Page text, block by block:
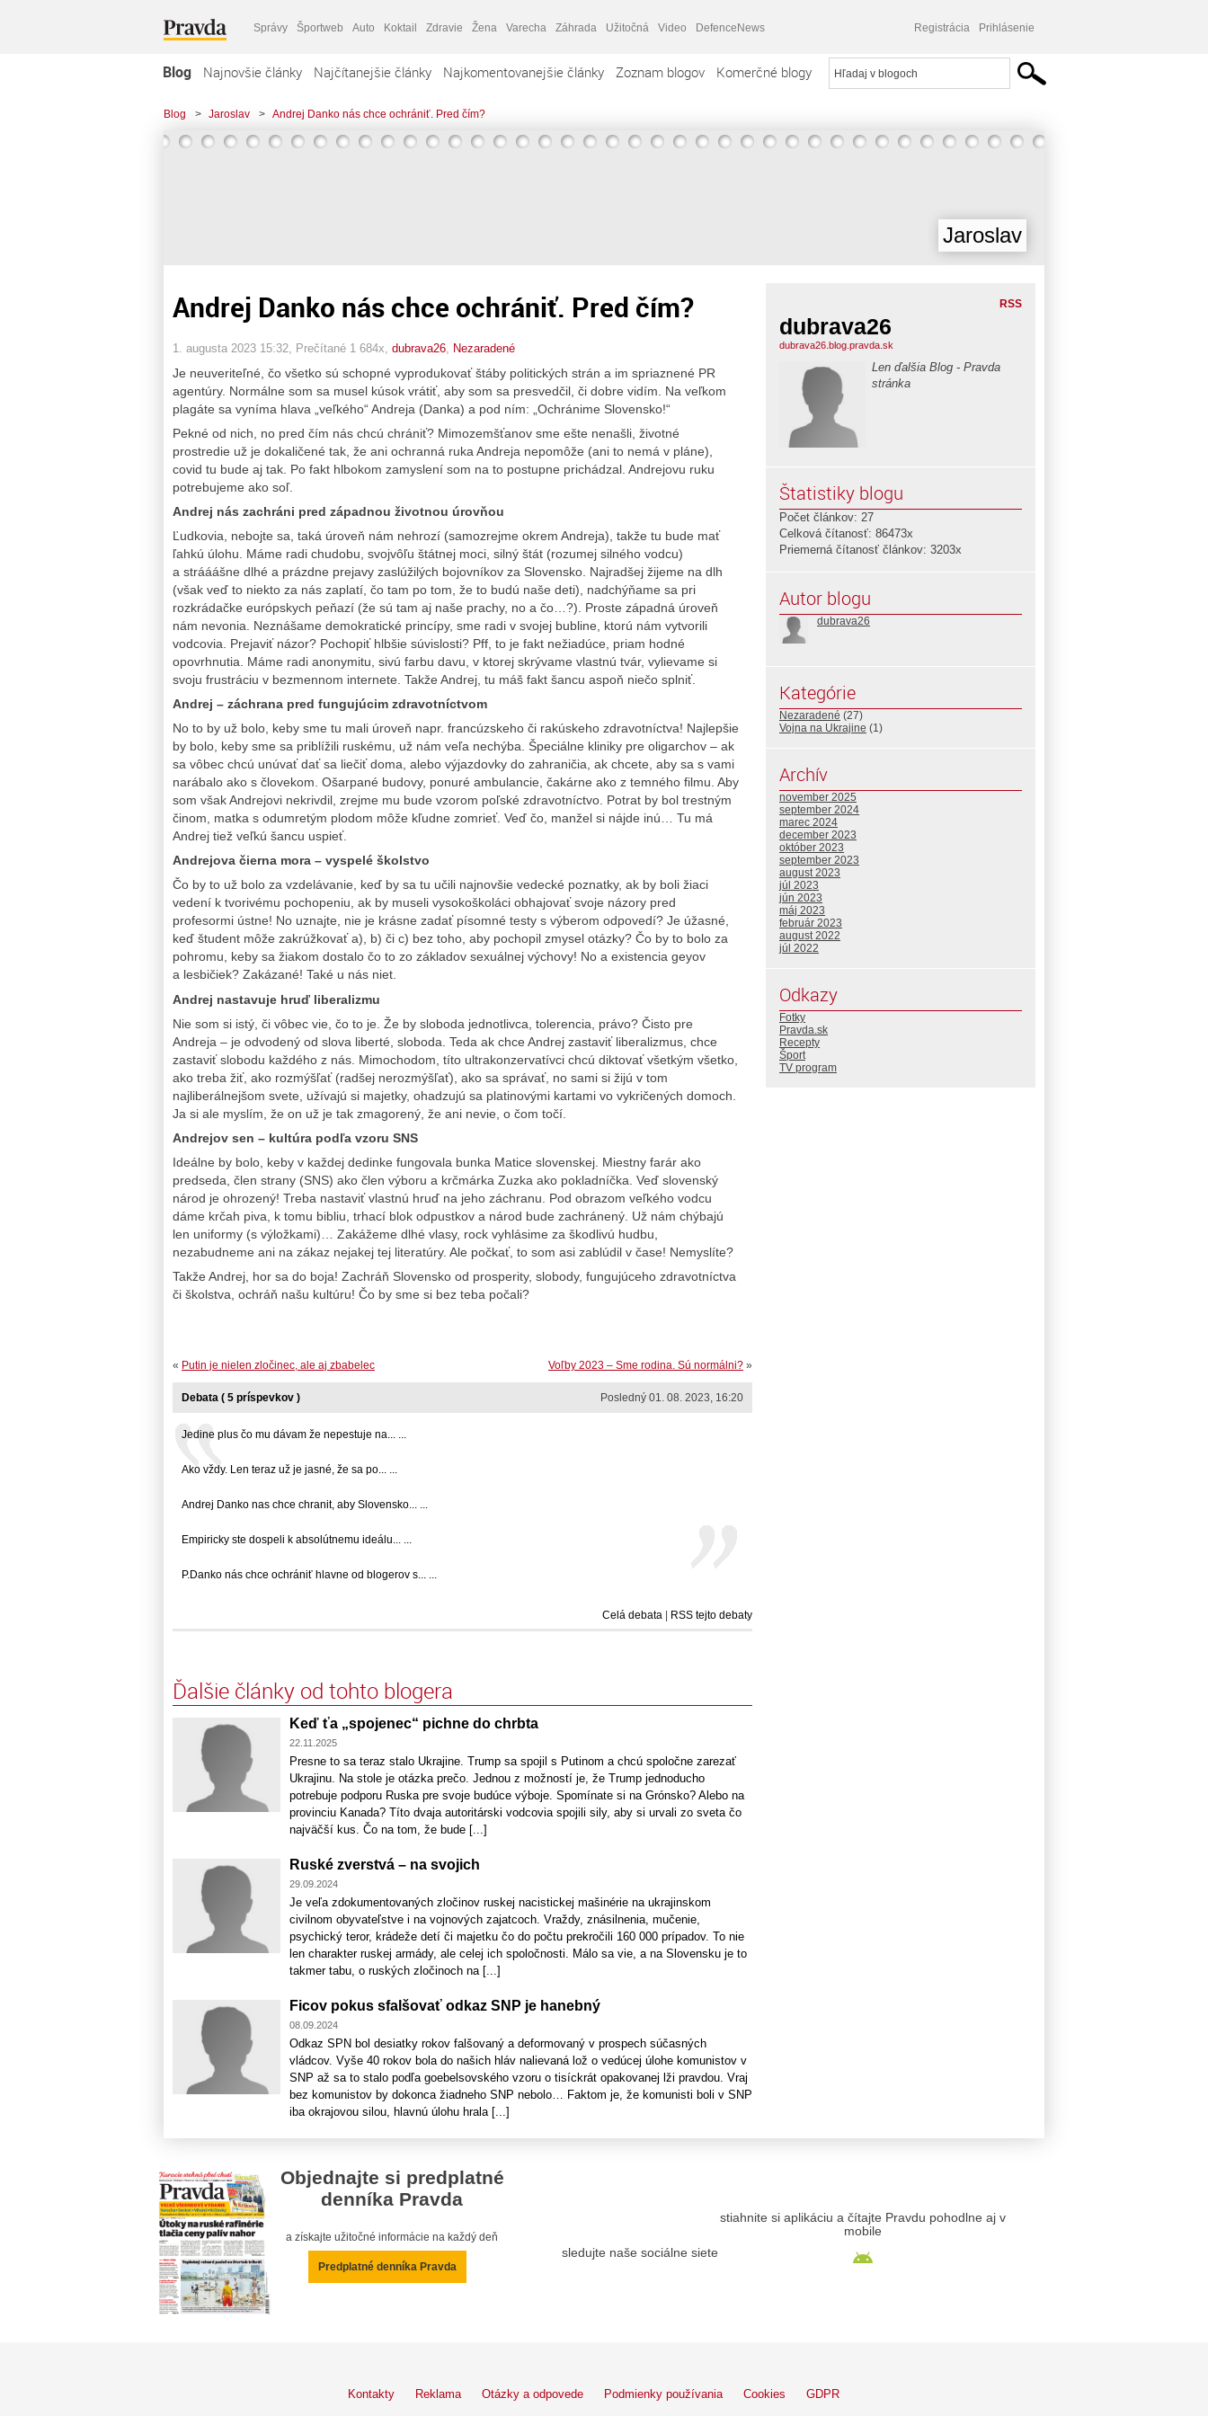
Správy Športweb Auto Koktail Zdravie Žena Varecha Záhrada Užitočná Video DefenceNews Registrácia Prihlásenie
Blog Najnovšie články Najčítanejšie články Najkomentovanejšie články Zoznam blogov Komerčné blogy
Blog > Jaroslav > Andrej Danko nás chce ochrániť. Pred čím?
Jaroslav
Andrej Danko nás chce ochrániť. Pred čím?
1. augusta 2023 15:32 , Prečítané 1 684x, dubrava26 Nezaradené
Je neuveriteľné, čo všetko sú schopné vyprodukovať štáby politických strán a im spriaznené PR
agentúry. Normálne som sa musel kúsok vrátiť, aby som sa presvedčil, či dobre vidím. Na veľkom
plagáte sa vyníma hlava „veľkého“ Andreja (Danka) a pod ním: „Ochránime Slovensko!“
Pekné od nich, no pred čím nás chcú chrániť? Mimozemšťanov sme ešte nenašli, životné
prostredie už je dokaličené tak, že ani ochranná ruka Andreja nepomôže (ani to nemá v pláne),
covid tu bude aj tak. Po fakt hlbokom zamyslení som na to postupne prichádzal. Andrejovu ruku
potrebujeme ako soľ.
Andrej nás zachráni pred západnou životnou úrovňou
Ľudkovia, nebojte sa, taká úroveň nám nehrozí (samozrejme okrem Andreja), takže tu bude mať
ľahkú úlohu. Máme radi chudobu, svojvôľu štátnej moci, silný štát (rozumej silného vodcu)
a strááášne dlhé a prázdne prejavy zaslúžilých bojovníkov za Slovensko. Najradšej žijeme na dlh
(však veď to niekto za nás zaplatí, čo tam po tom, že to budú naše deti), nadchýňame sa pri
rozkrádačke európskych peňazí (že sú tam aj naše prachy, no a čo…?). Proste západná úroveň
nám nevonia. Neznášame demokratické princípy, sme radi v svojej bubline, ktorú nám vytvorili
vodcovia. Prejaviť názor? Pochopiť hlbšie súvislosti? Pff, to je fakt nežiadúce, priam hodné
opovrhnutia. Máme radi anonymitu, sivú farbu davu, v ktorej skrývame vlastnú tvár, vylievame si
svoju frustráciu v bezmennom internete. Takže Andrej, tu máš fakt šancu aspoň niečo splniť.
Andrej – záchrana pred fungujúcim zdravotníctvom
No to by už bolo, keby sme tu mali úroveň napr. francúzskeho či rakúskeho zdravotníctva! Najlepšie
by bolo, keby sme sa priblížili ruskému, už nám veľa nechýba. Špeciálne kliniky pre oligarchov – ak
sa vôbec chcú unúvať dať sa liečiť doma, alebo výjazdovky do zahraničia, ak chcete, aby sa s vami
narábalo ako s človekom. Ošarpané budovy, ponuré ambulancie, čakárne ako z temného filmu. Aby
som však Andrejovi nekrivdil, zrejme mu bude vzorom poľské zdravotníctvo. Potrat by bol trestným
činom, matka s odumretým plodom môže kľudne zomrieť. Veď čo, manžel si nájde inú… Tu má
Andrej tiež veľkú šancu uspieť.
Andrejova čierna mora – vyspelé školstvo
Čo by to už bolo za vzdelávanie, keď by sa tu učili najnovšie vedecké poznatky, ak by boli žiaci
vedení k tvorivému pochopeniu, ak by museli vysokoškoláci obhajovať svoje názory pred
profesormi ústne! No uznajte, nie je krásne zadať písomné testy s výberom odpovedí? Je úžasné,
keď študent môže zakrúžkovať a), b) či c) bez toho, aby pochopil zmysel otázky? Čo by to bolo za
pohromu, keby sa žiakom dostalo čo to zo základov sexuálnej výchovy! No a existencia geyov
a lesbičiek? Zakázané! Také u nás niet.
Andrej nastavuje hruď liberalizmu
Nie som si istý, či vôbec vie, čo to je. Že by sloboda jednotlivca, tolerencia, právo? Čisto pre
Andreja – je odvodený od slova liberté, sloboda. Teda ak chce Andrej zastaviť liberalizmus, chce
zastaviť slobodu každého z nás. Mimochodom, títo ultrakonzervatívci chcú diktovať všetkým všetko,
ako treba žiť, ako rozmýšľať (radšej nerozmýšľať), ako sa správať, no sami si žijú v tom
najliberálnejšom svete, užívajú si majetky, ohadzujú sa platinovými kartami vo vykričených domoch.
Ja si ale myslím, že on už je tak zmagorený, že ani nevie, o čom točí.
Andrejov sen – kultúra podľa vzoru SNS
Ideálne by bolo, keby v každej dedinke fungovala bunka Matice slovenskej. Miestny farár ako
predseda, člen strany (SNS) ako člen výboru a krčmárka Zuzka ako pokladníčka. Veď slovenský
národ je ohrozený! Treba nastaviť vlastnú hruď na jeho záchranu. Pod obrazom veľkého vodcu
dáme krčah piva, k tomu bibliu, trhací blok odpustkov a národ bude zachránený. Už nám chýbajú
len uniformy (s výložkami)… Zakážeme dlhé vlasy, rock vyhlásime za škodlivú hudbu,
nezabudneme ani na zákaz nejakej tej literatúry. Ale počkať, to som asi zablúdil v čase! Nemyslíte?
Takže Andrej, hor sa do boja! Zachráň Slovensko od prosperity, slobody, fungujúceho zdravotníctva
či školstva, ochráň našu kultúru! Čo by sme si bez teba počali?
Voľby 2023 – Sme rodina. Sú normálni? »
« Putin je nielen zločinec, ale aj zbabelec
Posledný 01. 08. 2023, 16:20
Debata ( 5 príspevkov )
Jedine plus čo mu dávam že nepestuje na... ...
Ako vždy. Len teraz už je jasné, že sa po... ...
Andrej Danko nas chce chranit, aby Slovensko... ...
Empiricky ste dospeli k absolútnemu ideálu... ...
P.Danko nás chce ochrániť hlavne od blogerov s... ...
Celá debata RSS tejto debaty
Ďalšie články od tohto blogera
Keď ťa „spojenec“ pichne do chrbta
22.11.2025
Presne to sa teraz stalo Ukrajine. Trump sa spojil s Putinom a chcú spoločne zarezať
Ukrajinu. Na stole je otázka prečo. Jednou z možností je, že Trump jednoducho
potrebuje podporu Ruska pre svoje budúce výboje. Spomínate si na Grónsko? Alebo na
provinciu Kanada? Títo dvaja autoritárski vodcovia spojili sily, aby si urvali zo sveta čo
najväčší kus. Čo na tom, že bude [...]
Ruské zverstvá – na svojich
29.09.2024
Je veľa zdokumentovaných zločinov ruskej nacistickej mašinérie na ukrajinskom
civilnom obyvateľstve i na vojnových zajatcoch. Vraždy, znásilnenia, mučenie,
psychický teror, krádeže detí či majetku čo do počtu prekročili 160 000 prípadov. To nie
len charakter ruskej armády, ale celej ich spoločnosti. Málo sa vie, a na Slovensku je to
takmer tabu, o ruských zločinoch na [...]
Ficov pokus sfalšovať odkaz SNP je hanebný
08.09.2024
Odkaz SPN bol desiatky rokov falšovaný a deformovaný v prospech súčasných
vládcov. Vyše 40 rokov bola do našich hláv nalievaná lož o vedúcej úlohe komunistov v
SNP až sa to stalo podľa goebelsovského vzoru o tisíckrát opakovanej lži pravdou. Vraj
bez komunistov by dokonca žiadneho SNP nebolo… Faktom je, že komunisti boli v SNP
iba okrajovou silou, hlavnú úlohu hrala [...]
RSS
dubrava26
dubrava26.blog.pravda.sk
Len ďalšia Blog - Pravda
stránka
Štatistiky blogu
Počet článkov: 27
Celková čítanosť: 86473x
Priemerná čítanosť článkov: 3203x
Autor blogu
dubrava26
Kategórie
Nezaradené (27)
Vojna na Ukrajine (1)
Archív
november 2025
september 2024
marec 2024
december 2023
október 2023
september 2023
august 2023
júl 2023
jún 2023
máj 2023
február 2023
august 2022
júl 2022
Odkazy
Fotky
Pravda.sk
Recepty
Šport
TV program
Objednajte si predplatné
denníka Pravda
a získajte užitočné informácie na každý deň
Predplatné denníka Pravda
sledujte naše sociálne siete
stiahnite si aplikáciu a čítajte Pravdu pohodlne aj v
mobile
Kontakty Reklama Otázky a odpovede Podmienky používania Cookies GDPR